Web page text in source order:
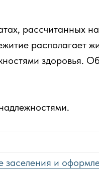
рассчитанных
располагает
здоровья.
и